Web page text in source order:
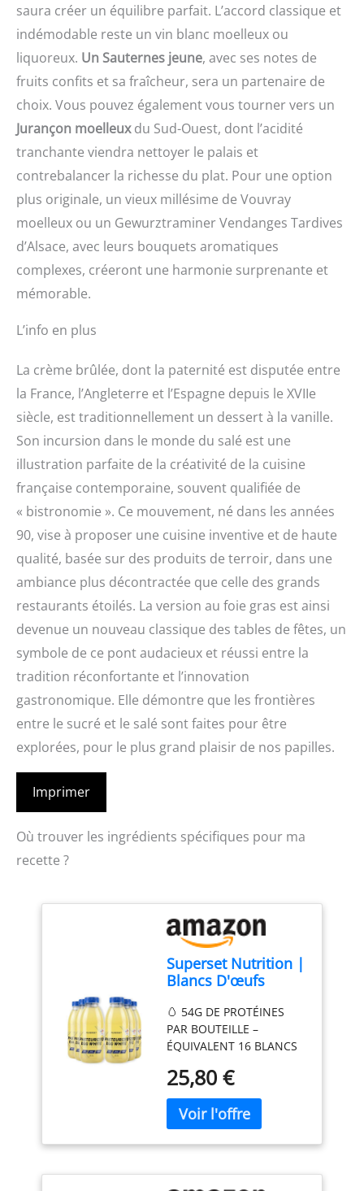
saura créer un équilibre parfait. L’accord classique et
indémodable reste un vin blanc moelleux ou
liquoreux. Un Sauternes jeune, avec ses notes de
fruits confits et sa fraîcheur, sera un partenaire de
choix. Vous pouvez également vous tourner vers un
Jurançon moelleuxdu Sud-Ouest, dont l’acidité
tranchante viendra nettoyer le palais et
contrebalancer la richesse du plat. Pour une option
plus originale, un vieux millésime de Vouvray
moelleux ou un Gewurztraminer Vendanges Tardives
d’Alsace, avec leurs bouquets aromatiques
complexes, créeront une harmonie surprenante et
mémorable.
L’info en plus
La crème brûlée, dont la paternité est disputée entre
la France, l’Angleterre et l’Espagne depuis le XVIIe
siècle, est traditionnellement un dessert à la vanille.
Son incursion dans le monde du salé est une
illustration parfaite de la créativité de la cuisine
française contemporaine, souvent qualifiée de
« bistronomie ». Ce mouvement, né dans les années
90, vise à proposer une cuisine inventive et de haute
qualité, basée sur des produits de terroir, dans une
ambiance plus décontractée que celle des grands
restaurants étoilés. La version au foie gras est ainsi
devenue un nouveau classique des tables de fêtes, un
symbole de ce pont audacieux et réussi entre la
tradition réconfortante et l’innovation
gastronomique. Elle démontre que les frontières
entre le sucré et le salé sont faites pour être
explorées, pour le plus grand plaisir de nos papilles.
Imprimer
Où trouver les ingrédients spécifiques pour ma
recette ?
Superset Nutrition |
Blancs D'œufs
(6x480ml) | Blancs
d'œuf liquides | 54g
de protéines, soit 16
blancs d'œufs par
bouteille
🥚 54G DE PROTÉINES
PAR BOUTEILLE –
ÉQUIVALENT 16 BLANCS
de blanc d’œuf liquide
pasteurisé apporte 54 g
de protéines complètes à
haute valeur biologique,
naturellement riches en
25,80 €